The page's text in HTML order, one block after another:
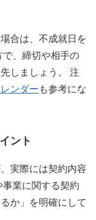
合は、不成就日を
、締切や相手の
しましょう。 注
ンダーも参考にな
ント
実際には契約内容
業に関する契約
か」を明確にして